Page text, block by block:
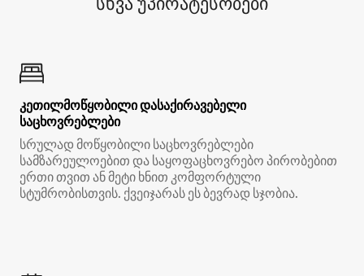
კეთილმოწყობილი დასაქირავებელი
საცხოვრებლები
სრულად მოწყობილი საცხოვრებლები
სამზარეულოებით და საყოფაცხოვრებო პირობებით
ერთი თვით ან მეტი ხნით კომფორტული
სტუმრობისთვის. ქვეიჯარას ეს ბევრად სჯობია.